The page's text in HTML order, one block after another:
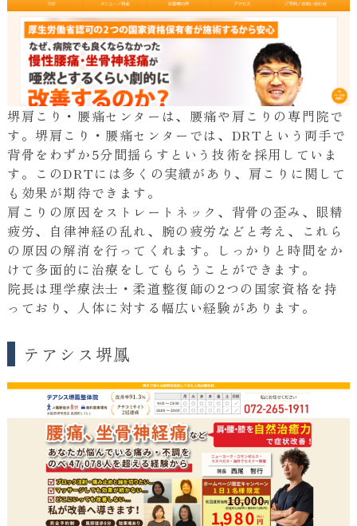
堺肩こり・腰痛センターは、腰痛や肩こりの専門院で
す。堺肩こり・腰痛センターでは、DRTという両手で
背骨をわずか5分間揺らすという技術を採用していま
す。このDRTには多くの実績があり、肩こりに関して
も効果が期待できます。
肩こりの原因をストレートネック、背骨の歪み、眼精
疲労、自律神経の乱れ、腕の疲労などと考え、これら
の原因の解消を行ってくれます。しっかりと時間をか
けて多面的に治療をしてもらうことができます。
院長は理学療法士・柔道整復師の2つの国家資格を持
っており、人体に対する幅広い経験があります。
テアシス堺鳳